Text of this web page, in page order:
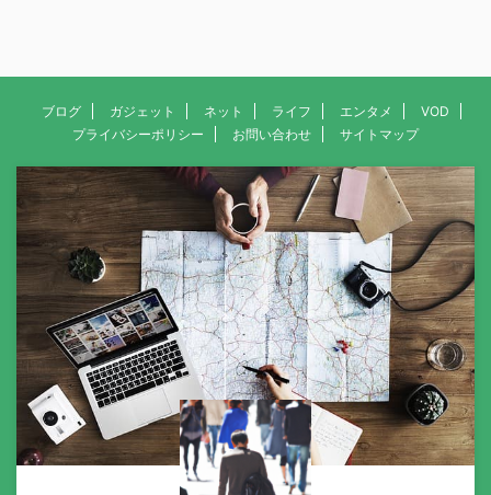
ブログ ガジェット ネット ライフ エンタメ
VOD
プライバシーポリシー
お問い合わせ サイトマップ